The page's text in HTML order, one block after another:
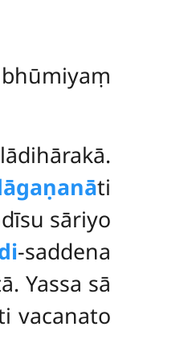
ti
sāriyo
-saddena
Yassa sā
vacanato